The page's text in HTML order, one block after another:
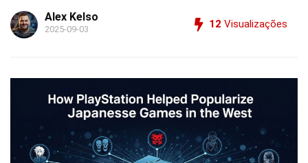
Alex Kelso
2025-09-03 12 Visualizações